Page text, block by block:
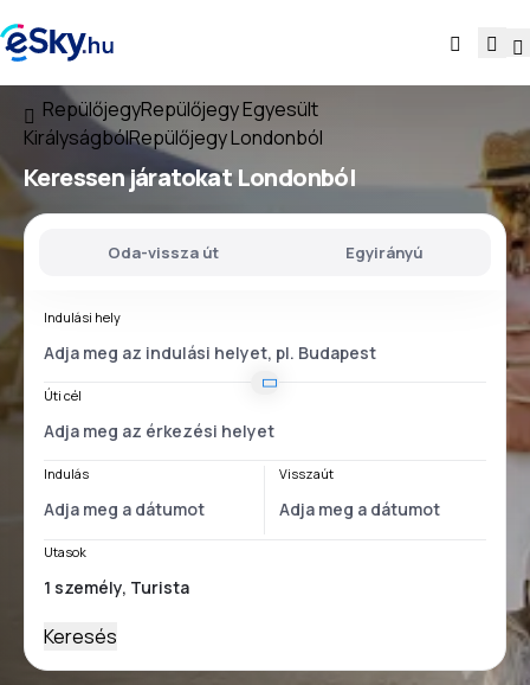
RepülőjegyRepülőjegy Egyesült
KirályságbólRepülőjegy Londonból
Keressen járatokat Londonból
Oda-vissza út Egyirányú
Indulási hely
Úti cél
Indulás Visszaút
Utasok
Keresés